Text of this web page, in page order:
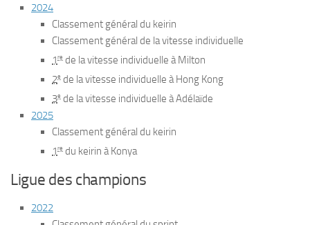
2024
Classement général du keirin
Classement général de la vitesse individuelle
1re de la vitesse individuelle à Milton
2e de la vitesse individuelle à Hong Kong
3e de la vitesse individuelle à Adélaïde
2025
Classement général du keirin
1re du keirin à Konya
Ligue des champions
2022